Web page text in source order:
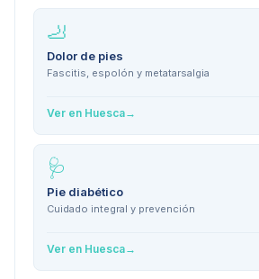
🦶
Dolor de pies
Fascitis, espolón y metatarsalgia
Ver en Huesca→
🩺
Pie diabético
Cuidado integral y prevención
Ver en Huesca→